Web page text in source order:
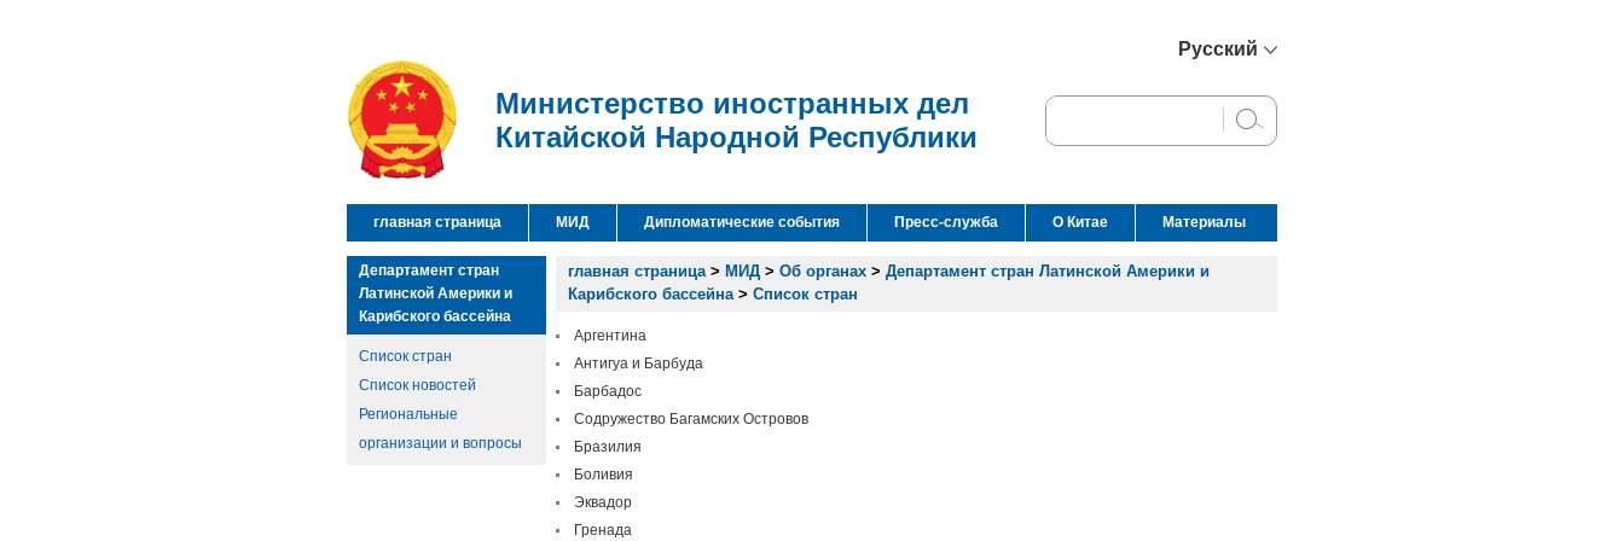
Русский
English
Español
Министерство иностранных дел
Китайской Народной Республики
главная страница МИД Дипломатические события Пресс-служба О Китае Материалы
Департамент стран
Латинской Америки и
Карибского бассейна
Список стран
Список новостей
Региональные
организации и вопросы
главная страница> МИД > Об органах > Департамент стран Латинской Америки и
Карибского бассейна> Список стран
Аргентина
Антигуа и Барбуда
Барбадос
Содружество Багамских Островов
Бразилия
Боливия
Эквадор
Гренада